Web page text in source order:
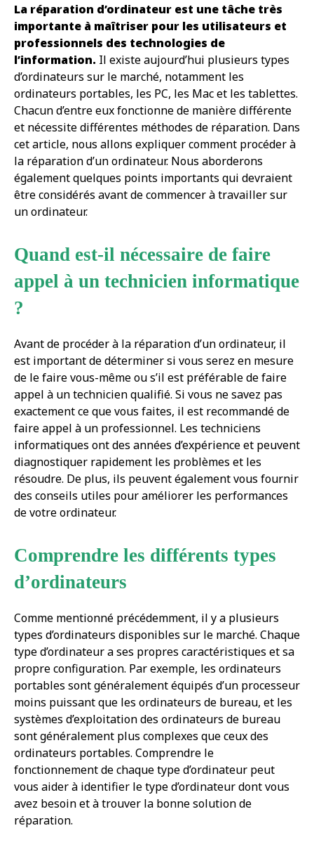
La réparation d’ordinateur est une tâche très
importante à maîtriser pour les utilisateurs et
professionnels des technologies de
l’information. Il existe aujourd’hui plusieurs types
d’ordinateurs sur le marché, notamment les
ordinateurs portables, les PC, les Mac et les tablettes.
Chacun d’entre eux fonctionne de manière différente
et nécessite différentes méthodes de réparation. Dans
cet article, nous allons expliquer comment procéder à
la réparation d’un ordinateur. Nous aborderons
également quelques points importants qui devraient
être considérés avant de commencer à travailler sur
un ordinateur.
Quand est-il nécessaire de faire
appel à un technicien informatique
?
Avant de procéder à la réparation d’un ordinateur, il
est important de déterminer si vous serez en mesure
de le faire vous-même ou s’il est préférable de faire
appel à un technicien qualifié. Si vous ne savez pas
exactement ce que vous faites, il est recommandé de
faire appel à un professionnel. Les techniciens
informatiques ont des années d’expérience et peuvent
diagnostiquer rapidement les problèmes et les
résoudre. De plus, ils peuvent également vous fournir
des conseils utiles pour améliorer les performances
de votre ordinateur.
Comprendre les différents types
d’ordinateurs
Comme mentionné précédemment, il y a plusieurs
types d’ordinateurs disponibles sur le marché. Chaque
type d’ordinateur a ses propres caractéristiques et sa
propre configuration. Par exemple, les ordinateurs
portables sont généralement équipés d’un processeur
moins puissant que les ordinateurs de bureau, et les
systèmes d’exploitation des ordinateurs de bureau
sont généralement plus complexes que ceux des
ordinateurs portables. Comprendre le
fonctionnement de chaque type d’ordinateur peut
vous aider à identifier le type d’ordinateur dont vous
avez besoin et à trouver la bonne solution de
réparation.